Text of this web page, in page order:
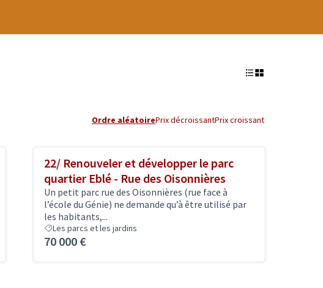
Ordre aléatoirePrix décroissantPrix croissant
22/ Renouveler et développer le parc
quartier Eblé - Rue des Oisonnières
Un petit parc rue des Oisonnières (rue face à
l’école du Génie) ne demande qu’à être utilisé par
les habitants,...
Les parcs et les jardins
70 000 €